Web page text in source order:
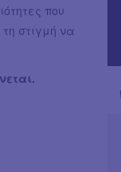
που
στιγμή να